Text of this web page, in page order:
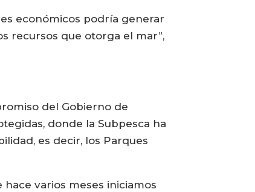
económicos podría generar
recursos que otorga el mar”,
del Gobierno de
donde la Subpesca ha
es decir, los Parques
varios meses iniciamos